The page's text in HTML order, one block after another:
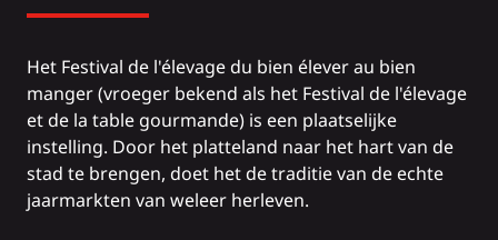
Het Festival de l'élevage du bien élever au bien
manger (vroeger bekend als het Festival de l'élevage
et de la table gourmande) is een plaatselijke
instelling. Door het platteland naar het hart van de
stad te brengen, doet het de traditie van de echte
jaarmarkten van weleer herleven.